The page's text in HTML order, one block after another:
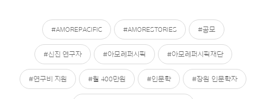
#AMOREPACIFIC #AMORESTORIES #공모
#신진 연구자 #아모레퍼시픽 #아모레퍼시픽재단
#연구비 지원 #월 400만원 #인문학 #장원 인문학자